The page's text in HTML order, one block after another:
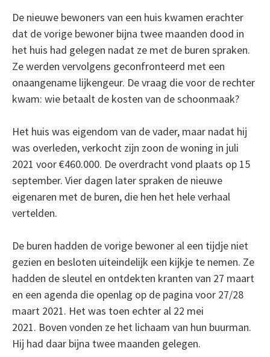
De nieuwe bewoners van een huis kwamen erachter
dat de vorige bewoner bijna twee maanden dood in
het huis had gelegen nadat ze met de buren spraken.
Ze werden vervolgens geconfronteerd met een
onaangename lijkengeur. De vraag die voor de rechter
kwam: wie betaalt de kosten van de schoonmaak?
Het huis was eigendom van de vader, maar nadat hij
was overleden, verkocht zijn zoon de woning in juli
2021 voor €460.000. De overdracht vond plaats op 15
september. Vier dagen later spraken de nieuwe
eigenaren met de buren, die hen het hele verhaal
vertelden.
De buren hadden de vorige bewoner al een tijdje niet
gezien en besloten uiteindelijk een kijkje te nemen. Ze
hadden de sleutel en ontdekten kranten van 27 maart
en een agenda die openlag op de pagina voor 27/28
maart 2021. Het was toen echter al 22 mei
2021. Boven vonden ze het lichaam van hun buurman.
Hij had daar bijna twee maanden gelegen.